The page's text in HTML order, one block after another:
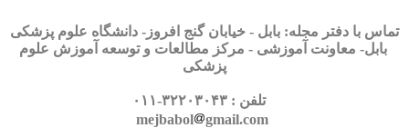
تماس با دفتر مجله: بابل - خیابان گنج افروز- دانشگاه علوم پزشکی
بابل- معاونت آموزشی - مرکز مطالعات و توسعه آموزش علوم
پزشکی
تلفن : ۳۲۲۰۳۰۴۳-۰۱۱
mejbabol
gmail.com